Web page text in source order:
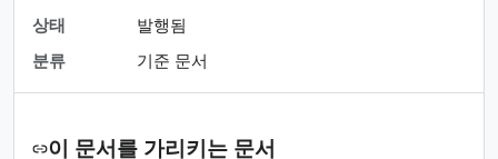
상태
발행됨
분류
기준 문서
이 문서를 가리키는 문서